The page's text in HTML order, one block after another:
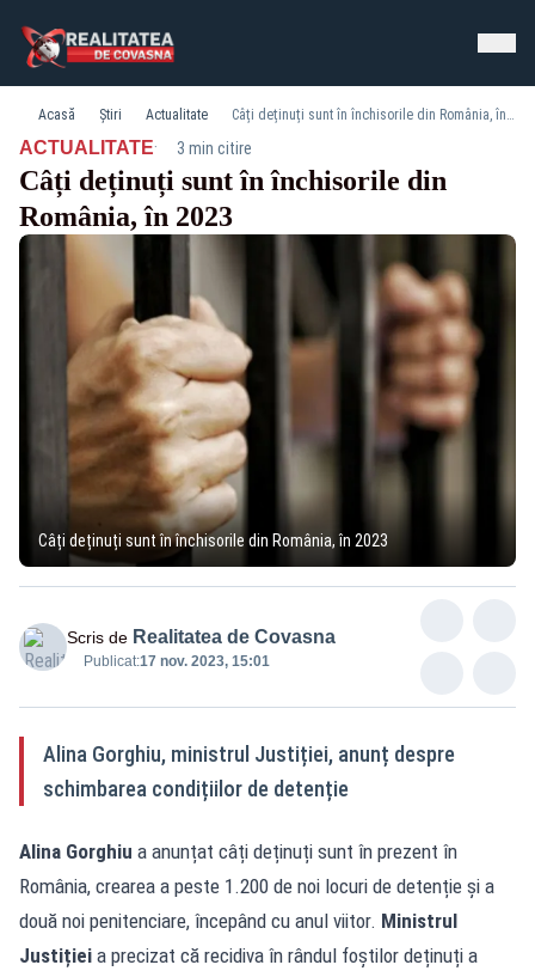
Acasă Știri Actualitate Câți deținuți sunt în închisorile din România, în 2023
ACTUALITATE· 3 min citire
Câți deținuți sunt în închisorile din
România, în 2023
Câți deținuți sunt în închisorile din România, în 2023
Scris de Realitatea de Covasna
Publicat:17 nov. 2023, 15:01
Alina Gorghiu, ministrul Justiției, anunț despre
schimbarea condițiilor de detenție
Alina Gorghiu a anunțat câți deținuți sunt în prezent în
România, crearea a peste 1.200 de noi locuri de detenție și a
două noi penitenciare, începând cu anul viitor. Ministrul
Justiției a precizat că recidiva în rândul foștilor deținuți a